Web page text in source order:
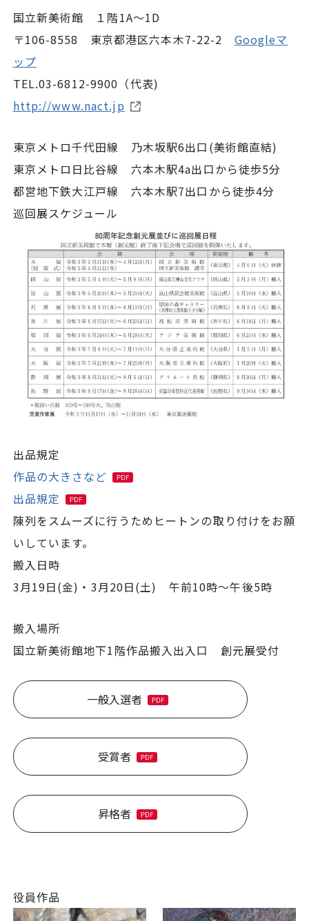
国立新美術館 １階1A～1D
〒106-8558 東京都港区六本木7-22-2 Googleマ
ップ
TEL.03-6812-9900（代表)
http://www.nact.jp
東京メトロ千代田線 乃木坂駅6出口(美術館直結)
東京メトロ日比谷線 六本木駅4a出口から徒歩5分
都営地下鉄大江戸線 六本木駅7出口から徒歩4分
巡回展スケジュール
出品規定
作品の大きさなど
出品規定
陳列をスムーズに行うためヒートンの取り付けをお願
いしています。
搬入日時
3月19日(金)・3月20日(土) 午前10時～午後5時
搬入場所
国立新美術館地下1階作品搬入出入口 創元展受付
一般入選者
受賞者
昇格者
役員作品